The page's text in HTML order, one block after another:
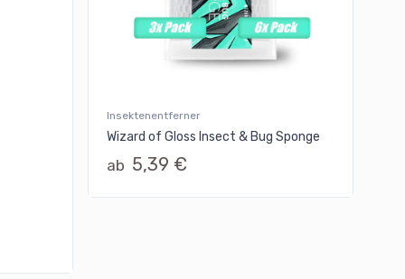
Insektenentferner
Wizard of Gloss Insect & Bug Sponge
ab 5,39 €